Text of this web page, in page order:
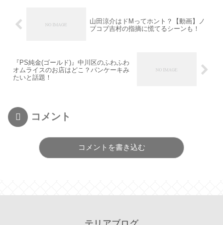
山田涼介はドMってホント？【動画】ノ
ブコブ吉村の指摘に慌てるシーンも！
『PS純金(ゴールド)』中川区のふわふわ
オムライスのお店はどこ？パンケーキみ
たいと話題！
コメント
コメントを書き込む